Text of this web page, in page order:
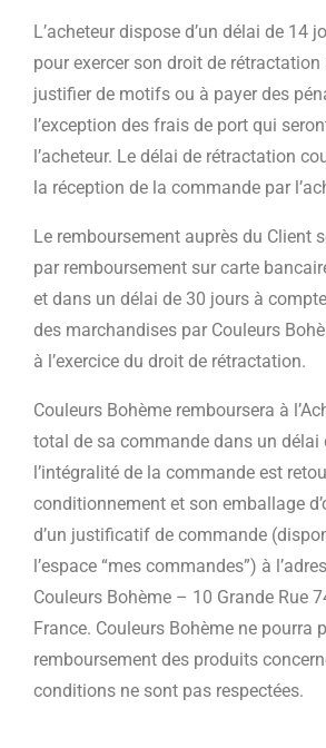
L’acheteur dispose d’un délai de 14
pour exercer son droit de
justifier de motifs ou à payer des
l’exception des frais de port qui
l’acheteur. Le délai de rétractation
la réception de la commande par
Le remboursement auprès du Client
par remboursement sur carte
et dans un délai de 30 jours à
des marchandises par Couleurs
à l’exercice du droit de rétractation.
Couleurs Bohème remboursera à
total de sa commande dans un délai
l’intégralité de la commande est
conditionnement et son emballage
d’un justificatif de commande
l’espace “mes commandes”) à
Couleurs Bohème – 10 Grande Rue
France. Couleurs Bohème ne pourra
remboursement des produits
conditions ne sont pas respectées.